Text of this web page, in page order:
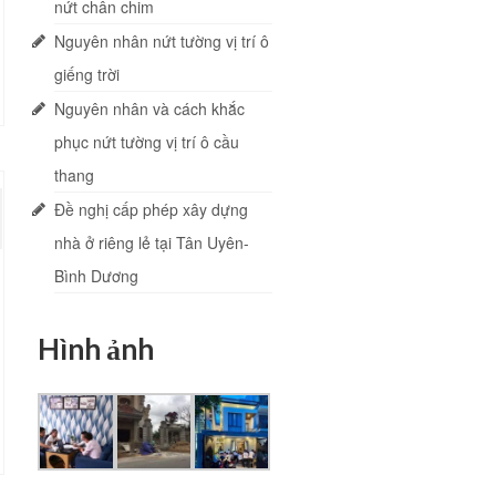
nứt chân chim
Nguyên nhân nứt tường vị trí ô
giếng trời
Nguyên nhân và cách khắc
phục nứt tường vị trí ô cầu
thang
Đề nghị cấp phép xây dựng
nhà ở riêng lẻ tại Tân Uyên-
Bình Dương
Hình ảnh